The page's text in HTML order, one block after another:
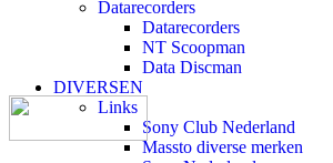
Datarecorders
Datarecorders
NT Scoopman
Data Discman
DIVERSEN
Links
Sony Club Nederland
Massto diverse merken